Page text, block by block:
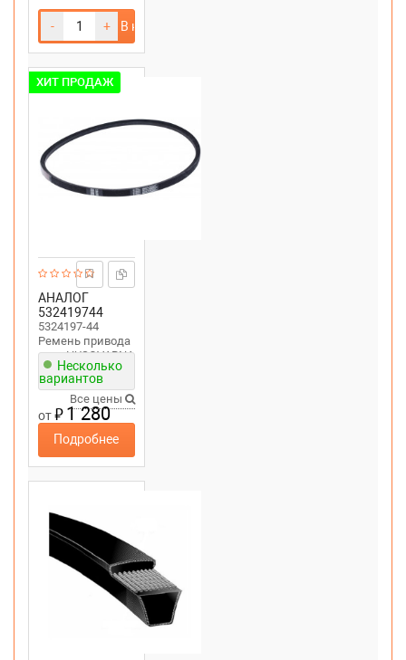
- + В корзину
АНАЛОГ
532419744
5324197-44
Ремень привода
хода HUSQVARNA
ST276, PSB270
ХИТ ПРОДАЖ
Несколько
вариантов
от₽1 280
Все цены
Подробнее